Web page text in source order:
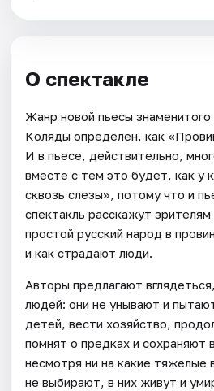
О спектакле
Жанр новой пьесы
Коляды определен, как
И в пьесе, действительно,
вместе с тем это будет, как у
сквозь слезы», потому что и
спектакль расскажут
простой русский народ в
и как страдают люди.
Авторы предлагают
людей: они не унывают и
детей, вести хозяйство,
помнят о предках и сохраняют
несмотря ни на какие тяжелые
не выбирают, в них живут и